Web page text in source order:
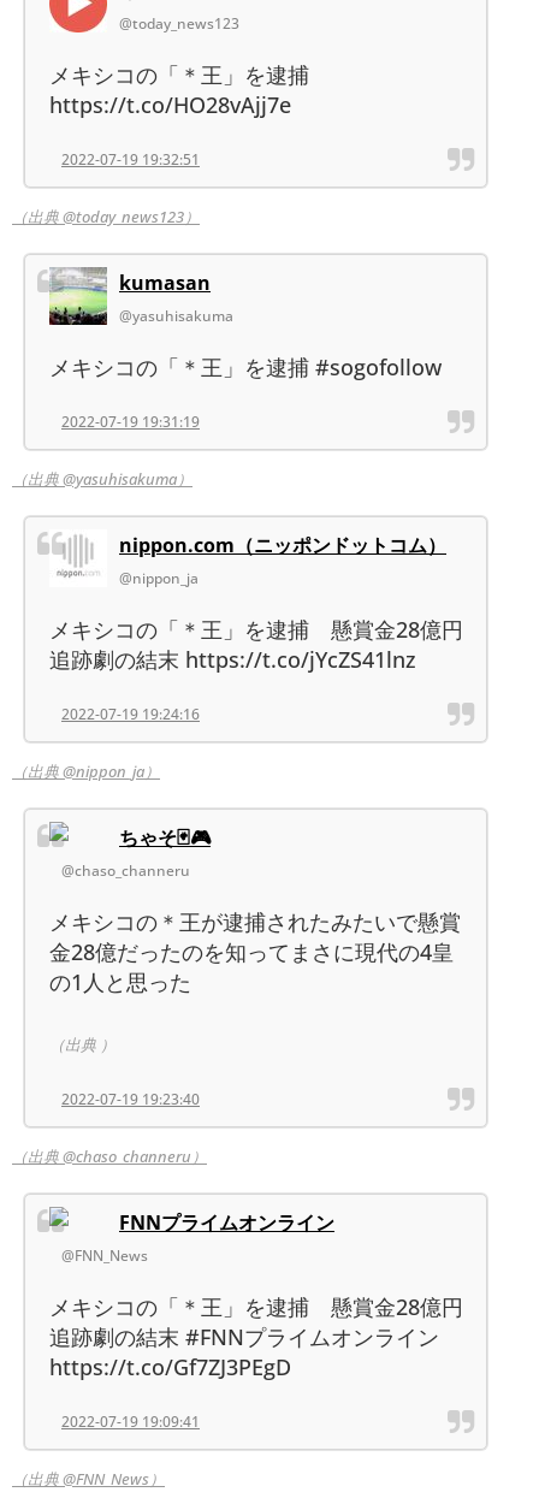
@today_news123
メキシコの「＊王」を逮捕
https://t.co/HO28vAjj7e
2022-07-19 19:32:51
（出典 @today_news123）
kumasan
@yasuhisakuma
メキシコの「＊王」を逮捕 #sogofollow
2022-07-19 19:31:19
（出典 @yasuhisakuma）
nippon.com（ニッポンドットコム）
@nippon_ja
メキシコの「＊王」を逮捕 懸賞金28億円
追跡劇の結末 https://t.co/jYcZS41lnz
2022-07-19 19:24:16
（出典 @nippon_ja）
ちゃそ🃏🎮
@chaso_channeru
メキシコの＊王が逮捕されたみたいで懸賞
金28億だったのを知ってまさに現代の4皇
の1人と思った
（出典 ）
2022-07-19 19:23:40
（出典 @chaso_channeru）
FNNプライムオンライン
@FNN_News
メキシコの「＊王」を逮捕 懸賞金28億円
追跡劇の結末 #FNNプライムオンライン
https://t.co/Gf7ZJ3PEgD
2022-07-19 19:09:41
（出典 @FNN_News）